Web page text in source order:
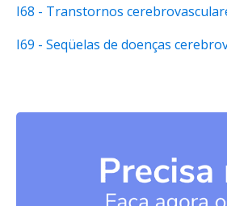
I68 - Transtornos
I69 - Seqüelas de doenças